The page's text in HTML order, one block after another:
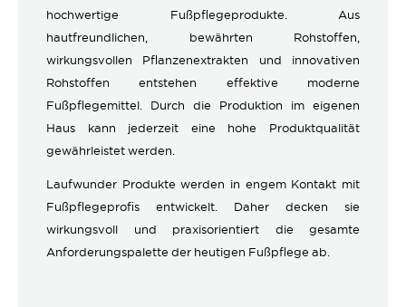
hochwertige Fußpflegeprodukte. Aus
hautfreundlichen, bewährten Rohstoffen,
wirkungsvollen Pflanzenextrakten und innovativen
Rohstoffen entstehen effektive moderne
Fußpflegemittel. Durch die Produktion im eigenen
Haus kann jederzeit eine hohe Produktqualität
gewährleistet werden.
Laufwunder Produkte werden in engem Kontakt mit
Fußpflegeprofis entwickelt. Daher decken sie
wirkungsvoll und praxisorientiert die gesamte
Anforderungspalette der heutigen Fußpflege ab.